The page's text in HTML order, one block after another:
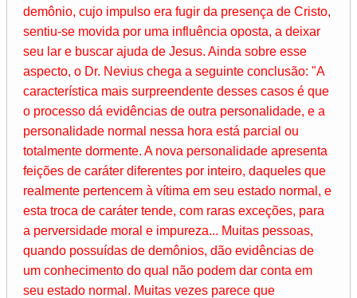
demônio, cujo impulso era fugir da presença de Cristo,
sentiu-se movida por uma influência oposta, a deixar
seu lar e buscar ajuda de Jesus. Ainda sobre esse
aspecto, o Dr. Nevius chega a seguinte conclusão: "A
característica mais surpreendente desses casos é que
o processo dá evidências de outra personalidade, e a
personalidade normal nessa hora está parcial ou
totalmente dormente. A nova personalidade apresenta
feições de caráter diferentes por inteiro, daqueles que
realmente pertencem à vítima em seu estado normal, e
esta troca de caráter tende, com raras exceções, para
a perversidade moral e impureza... Muitas pessoas,
quando possuídas de demônios, dão evidências de
um conhecimento do qual não podem dar conta em
seu estado normal. Muitas vezes parece que